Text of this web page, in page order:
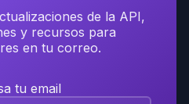
de la API,
y recursos para
en tu correo.
tu email